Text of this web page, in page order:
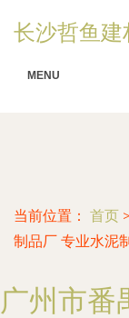
长沙哲鱼建
MENU
当前位置： 首页 >
制品厂 专业水泥
广州市番